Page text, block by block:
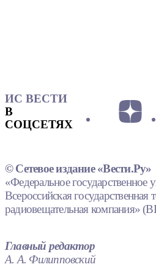
ИС ВЕСТИ
В
СОЦСЕТЯХ
© Сетевое издание «Вести.Ру»
«Федеральное государственное
Всероссийская государственная
радиовещательная компания»
Главный редактор
А. А. Филипповский